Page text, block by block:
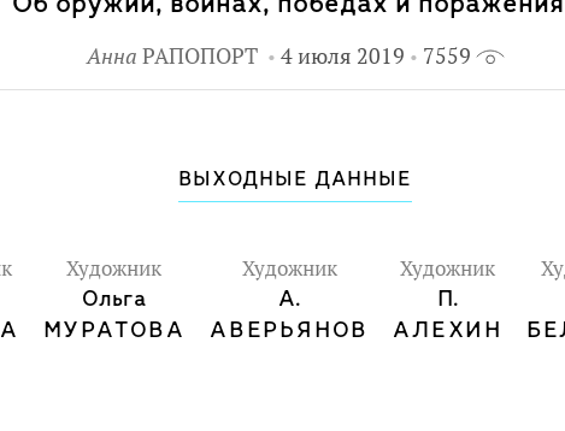
Анна РАПОПОРТ 4 июля 2019 7559
ВЫХОДНЫЕ ДАННЫЕ
Художник
Ольга
МУРАТОВА
Художник
А.
АВЕРЬЯНОВ
Художник
П.
АЛЕХИН